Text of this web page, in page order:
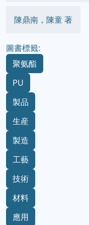
陳鼎南，陳童 著
圖書標籤:
聚氨酯
PU
製品
生産
製造
工藝
技術
材料
應用